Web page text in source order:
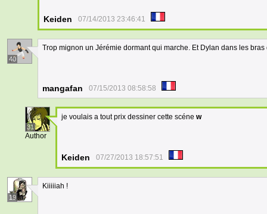
Keiden 07/14/2013 23:46:41
40
Trop mignon un Jérémie dormant qui marche. Et Dylan dans les
mangafan 07/15/2013 08:58:58
31
Author
je voulais a tout prix dessiner cette scéne w
Keiden 07/27/2013 18:57:51
19
Kiiiiiah !